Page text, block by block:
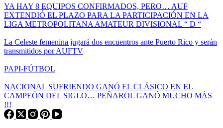
YA HAY 8 EQUIPOS CONFIRMADOS, PERO… AUF
EXTENDIÓ EL PLAZO PARA LA PARTICIPACIÓN EN LA
LIGA METROPOLITANA AMATEUR DIVISIONAL “ D “
La Celeste femenina jugará dos encuentros ante Puerto Rico y serán
transmitidos por AUFTV
PAPI-FÚTBOL
NACIONAL SUFRIENDO GANÓ EL CLÁSICO EN EL
CAMPEÓN DEL SIGLO… PEÑAROL GANÓ MUCHO MÁS
!!!